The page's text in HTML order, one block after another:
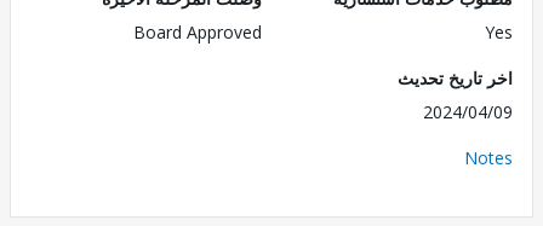
Board Approved
تحديث
2024/